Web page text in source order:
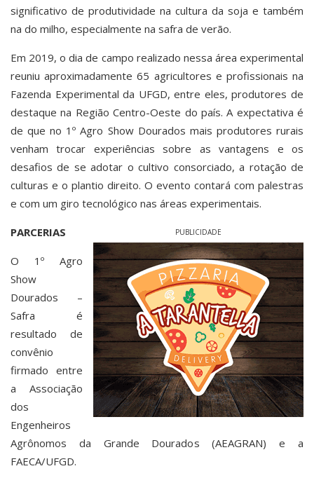
significativo de produtividade na cultura da soja e também
na do milho, especialmente na safra de verão.
Em 2019, o dia de campo realizado nessa área experimental
reuniu aproximadamente 65 agricultores e profissionais na
Fazenda Experimental da UFGD, entre eles, produtores de
destaque na Região Centro-Oeste do país. A expectativa é
de que no 1º Agro Show Dourados mais produtores rurais
venham trocar experiências sobre as vantagens e os
desafios de se adotar o cultivo consorciado, a rotação de
culturas e o plantio direito. O evento contará com palestras
e com um giro tecnológico nas áreas experimentais.
PUBLICIDADE
PARCERIAS
O 1º Agro
Show
Dourados –
Safra é
resultado de
convênio
firmado entre
a Associação
dos
Engenheiros
Agrônomos da Grande Dourados (AEAGRAN) e a
FAECA/UFGD.